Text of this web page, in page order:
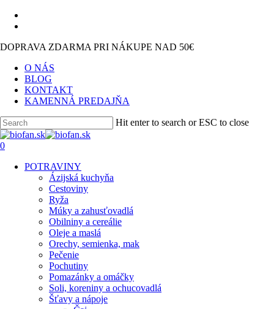
Skip
content
DOPRAVA ZDARMA PRI NÁKUPE NAD 50€
O NÁS
BLOG
KONTAKT
KAMENNÁ PREDAJŇA
Hit enter to search or ESC to close
Close
Search
search
0
POTRAVINY
Ázijská kuchyňa
Cestoviny
Ryža
Múky a zahusťovadlá
Obilniny a cereálie
Oleje a maslá
Orechy, semienka, mak
Pečenie
Pochutiny
Pomazánky a omáčky
Soli, koreniny a ochucovadlá
Šťavy a nápoje